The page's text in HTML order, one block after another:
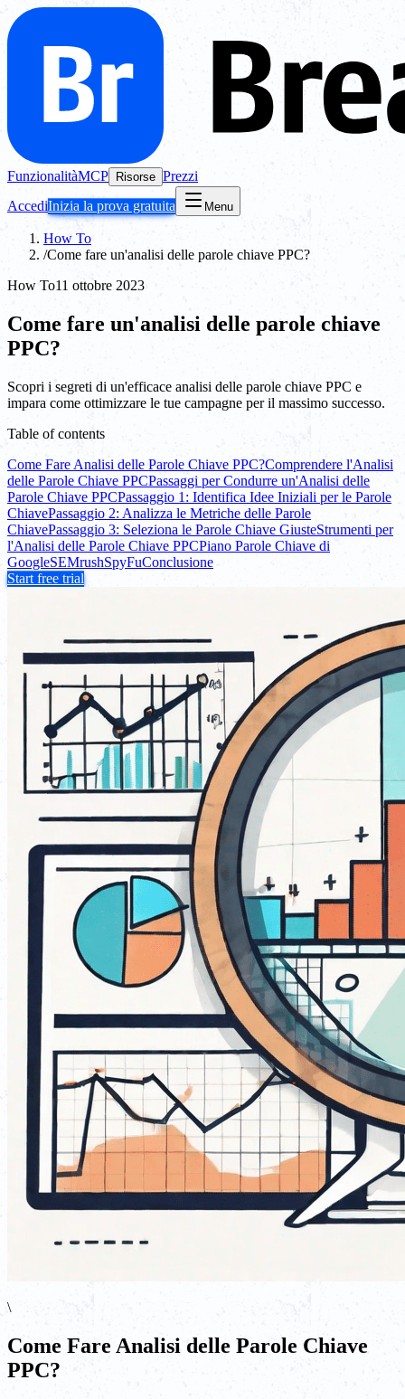
FunzionalitàMCP Risorse Prezzi
AccediInizia la prova gratuita Menu
How To
/Come fare un'analisi delle parole chiave PPC?
How To11 ottobre 2023
Come fare un'analisi delle parole chiave
PPC?
Scopri i segreti di un'efficace analisi delle parole chiave PPC e
impara come ottimizzare le tue campagne per il massimo successo.
Table of contents
Come Fare Analisi delle Parole Chiave PPC?Comprendere l'Analisi
delle Parole Chiave PPCPassaggi per Condurre un'Analisi delle
Parole Chiave PPCPassaggio 1: Identifica Idee Iniziali per le Parole
ChiavePassaggio 2: Analizza le Metriche delle Parole
ChiavePassaggio 3: Seleziona le Parole Chiave GiusteStrumenti per
l'Analisi delle Parole Chiave PPCPiano Parole Chiave di
GoogleSEMrushSpyFuConclusione
Start free trial
\
Come Fare Analisi delle Parole Chiave
PPC?